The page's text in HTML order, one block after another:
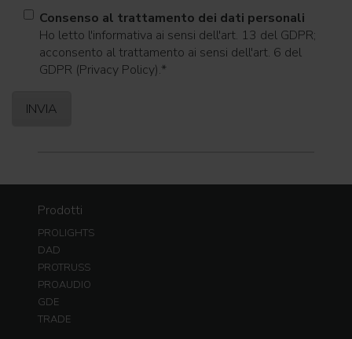
Consenso al trattamento dei dati personali
Ho letto l'informativa ai sensi dell'art. 13 del GDPR;
acconsento al trattamento ai sensi dell'art. 6 del
GDPR (Privacy Policy).*
Prodotti
PROLIGHTS
DAD
PROTRUSS
PROAUDIO
GDE
TRADE